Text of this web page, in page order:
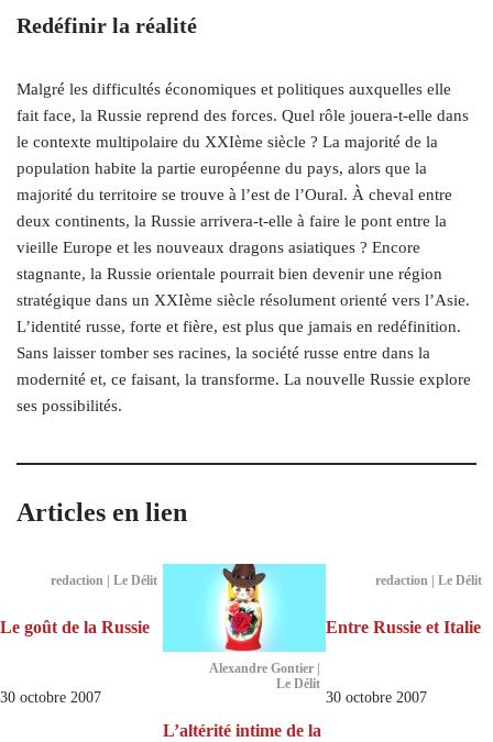
Redéfinir la réalité
Malgré les difficultés économiques et politiques auxquelles elle
fait face, la Russie reprend des forces. Quel rôle jouera-t-elle dans
le contexte multipolaire du XXIème siècle ? La majorité de la
population habite la partie européenne du pays, alors que la
majorité du territoire se trouve à l’est de l’Oural. À cheval entre
deux continents, la Russie arrivera-t-elle à faire le pont entre la
vieille Europe et les nouveaux dragons asiatiques ? Encore
stagnante, la Russie orientale pourrait bien devenir une région
stratégique dans un XXIème siècle résolument orienté vers l’Asie.
L’identité russe, forte et fière, est plus que jamais en redéfinition.
Sans laisser tomber ses racines, la société russe entre dans la
modernité et, ce faisant, la transforme. La nouvelle Russie explore
ses possibilités.
Articles en lien
redaction | Le Délit
Le goût de la Russie
30 octobre 2007
Alexandre Gontier |
Le Délit
L’altérité intime de la
redaction | Le Délit
Entre Russie et Italie
30 octobre 2007